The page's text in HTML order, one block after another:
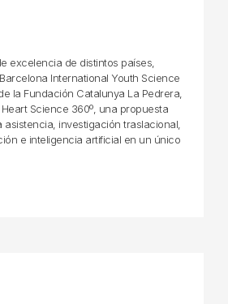
excelencia de distintos países,
International Youth Science
la Fundación Catalunya La Pedrera,
Science 360º, una propuesta
asistencia, investigación traslacional,
e inteligencia artificial en un único